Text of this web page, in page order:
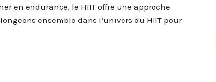
en endurance, le HIIT offre une approche
ensemble dans l’univers du HIIT pour